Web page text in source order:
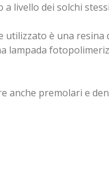
a livello dei solchi
è una
anche premolari e